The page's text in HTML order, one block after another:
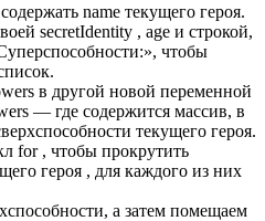
name текущего героя.
secretIdentity , age и строкой,
чтобы
в другой новой переменной
— где содержится массив, в
текущего героя.
for , чтобы прокрутить
героя , для каждого из них
а затем помещаем